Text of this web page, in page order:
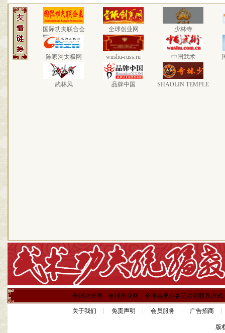
国际功夫联合会 全球创业网 少林寺
陈家沟太极网 wushu-russ.ru 中国武术
武林风 品牌中国 SHAOLIN TEMPLE
全球功夫网、全球创业网、全球电视台各记者站联系方式
关于我们 免责声明 会员服务 广告招商
版